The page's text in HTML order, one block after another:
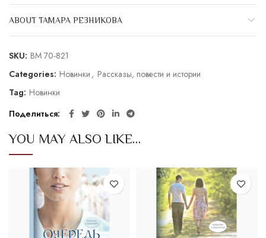
ABOUT ТАМАРА РЕЗНИКОВА
SKU: BM 70-821
Categories: Новинки , Рассказы, повести и истории
Tag: Новинки
Поделиться
YOU MAY ALSO LIKE…